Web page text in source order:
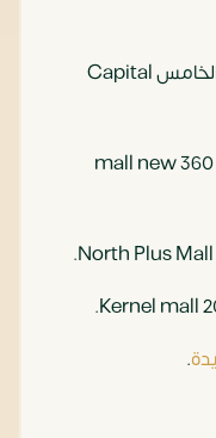
مول كايرو كابيتال سنتر التجمع الخامس Capital
ثري سيكستي القاهرة الجديدة 360 mall new
.